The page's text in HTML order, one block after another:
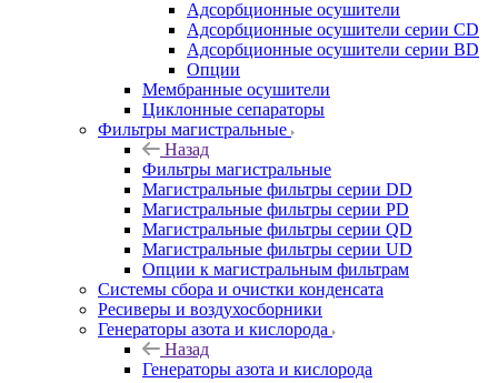
Адсорбционные осушители
Адсорбционные осушители серии CD
Адсорбционные осушители серии BD
Опции
Мембранные осушители
Циклонные сепараторы
Фильтры магистральные
Назад
Фильтры магистральные
Магистральные фильтры серии DD
Магистральные фильтры серии PD
Магистральные фильтры серии QD
Магистральные фильтры серии UD
Опции к магистральным фильтрам
Системы сбора и очистки конденсата
Ресиверы и воздухосборники
Генераторы азота и кислорода
Назад
Генераторы азота и кислорода